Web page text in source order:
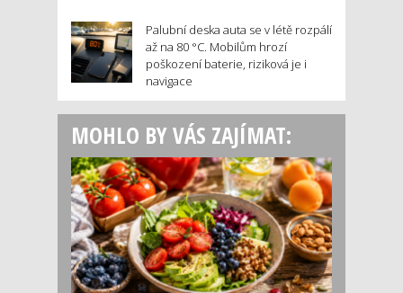
Palubní deska auta se v létě rozpálí
až na 80 °C. Mobilům hrozí
poškození baterie, riziková je i
navigace
MOHLO BY VÁS ZAJÍMAT: